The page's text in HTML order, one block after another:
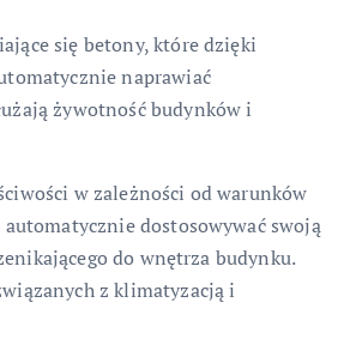
się betony, które dzięki
naprawiać
żywotność budynków i
w zależności od warunków
dostosowywać swoją
do wnętrza budynku.
z klimatyzacją i